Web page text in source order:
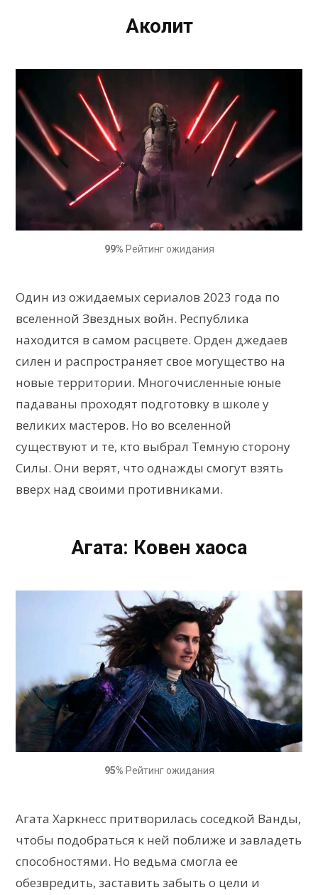
Аколит
99% Рейтинг ожидания
Один из ожидаемых сериалов 2023 года по
вселенной Звездных войн. Республика
находится в самом расцвете. Орден джедаев
силен и распространяет свое могущество на
новые территории. Многочисленные юные
падаваны проходят подготовку в школе у
великих мастеров. Но во вселенной
существуют и те, кто выбрал Темную сторону
Силы. Они верят, что однажды смогут взять
вверх над своими противниками.
Агата: Ковен хаоса
95% Рейтинг ожидания
Агата Харкнесс притворилась соседкой Ванды,
чтобы подобраться к ней поближе и завладеть
способностями. Но ведьма смогла ее
обезвредить, заставить забыть о цели и